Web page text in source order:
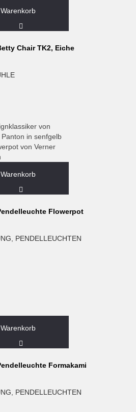
Chair TK2, Eiche
Flowerpot
, PENDELLEUCHTEN
Formakami
, PENDELLEUCHTEN